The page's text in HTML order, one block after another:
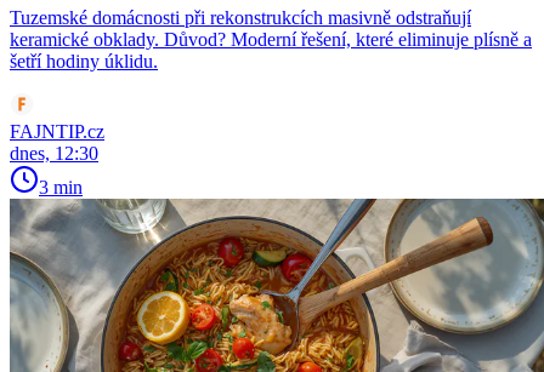
Tuzemské domácnosti při rekonstrukcích masivně odstraňují
keramické obklady. Důvod? Moderní řešení, které eliminuje plísně a
šetří hodiny úklidu.
FAJNTIP.cz
dnes, 12:30
3 min